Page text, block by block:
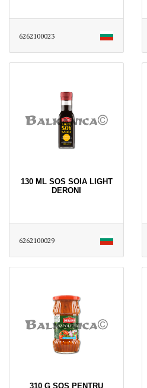
6262100023
130 ML SOS SOIA LIGHT
DERONI
6262100029
310 G SOS PENTRU